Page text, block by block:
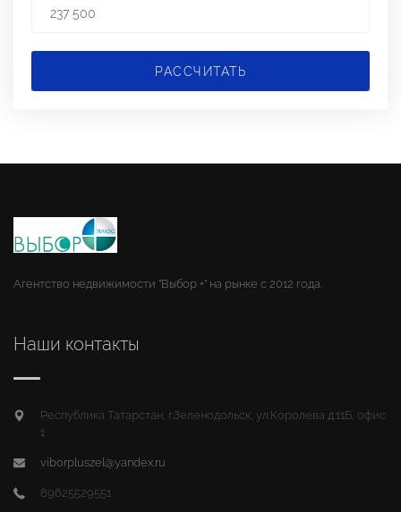
РАССЧИТАТЬ
Агентство недвижимости "Выбор +" на рынке с 2012 года.
Наши контакты
Республика Татарстан, г.Зеленодольск, ул.Королева д.11Б, офис
1
viborpluszel@yandex.ru
89625529551